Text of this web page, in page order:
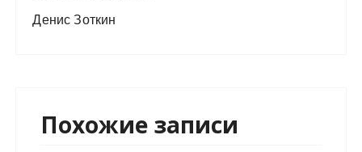
Денис Зоткин
Похожие записи